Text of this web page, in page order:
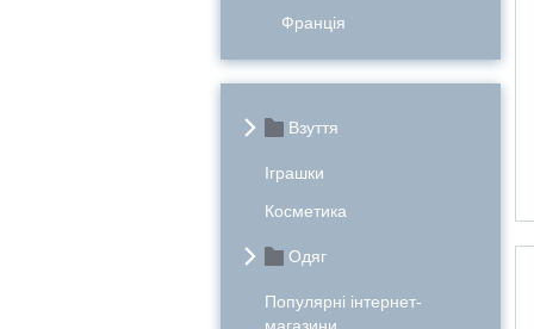
Франція
Взуття
Іграшки
Косметика
Одяг
Популярні інтернет-